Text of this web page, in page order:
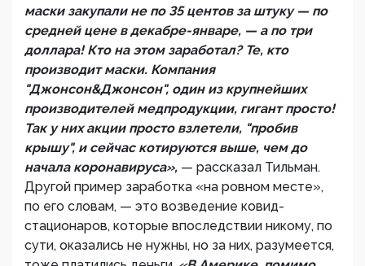
маски закупали не по 35 центов за штуку — по
средней цене в декабре-январе, — а по три
доллара! Кто на этом заработал? Те, кто
производит маски. Компания
"Джонсон&Джонсон", один из крупнейших
производителей медпродукции, гигант просто!
Так у них акции просто взлетели, "пробив
крышу", и сейчас котируются выше, чем до
начала коронавируса», — рассказал Тильман.
Другой пример заработка «на ровном месте»,
по его словам, — это возведение ковид-
стационаров, которые впоследствии никому, по
сути, оказались не нужны, но за них, разумеется,